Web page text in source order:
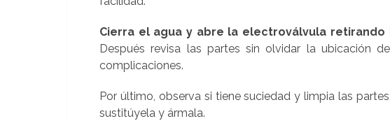
Cierra el agua y abre la electroválvula
Después revisa las partes sin olvidar la ubicación
complicaciones.
Por último, observa si tiene suciedad y limpia las
sustitúyela y ármala.